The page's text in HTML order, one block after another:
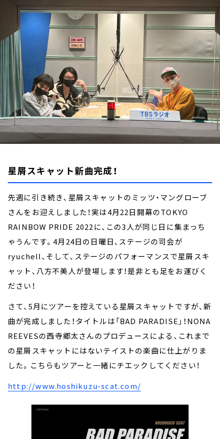
TBS Podcast
お知らせ
イベント・グッズ
YouTube
会社情報
星屑スキャット新曲完成！
先週に引き続き、星屑スキャットのミッツ・マングローブ
さんをお迎えしました！実は4月22日開幕のTOKYO
RAINBOW PRIDE 2022に、この3人が同じ日に集まっち
ゃうんです。4月24日の日曜日、ステージの司会が
ryuchell、そして、ステージのパフォーマンスで星屑スキ
ャット、八方不美人が登場します！是非とも足をお運びく
ださい！
さて、5月にツアーを控えている星屑スキャットですが、新
曲が完成しました！タイトルは「BAD PARADISE」！NONA
REEVESの西寺郷太さんのプロデュースによる、これまで
の星屑スキャットにはないテイストの楽曲に仕上がりま
した。こちらもツアーと一緒にチエックしてください！
http://www.hoshikuzu-scat.com/